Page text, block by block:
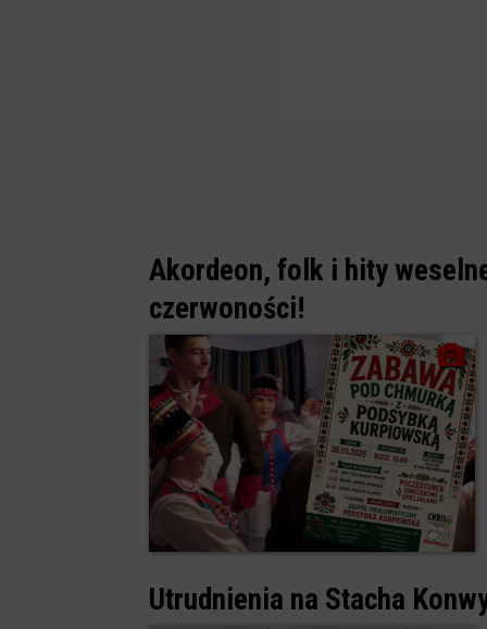
Akordeon, folk i hity
czerwoności!
0
Utrudnienia na Stacha